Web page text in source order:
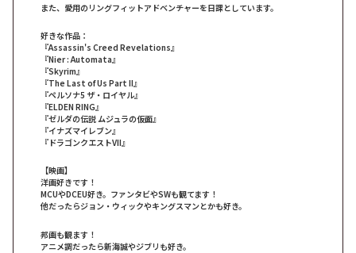
また、愛用のリングフィットアドベンチャーを日課としています。
好きな作品：
『Assassin's Creed Revelations』
『Nier : Automata』
『Skyrim』
『The Last of Us Part II』
『ペルソナ5 ザ・ロイヤル』
『ELDEN RING』
『ゼルダの伝説 ムジュラの仮面』
『イナズマイレブン』
『ドラゴンクエストVII』
【映画】
洋画好きです！
MCUやDCEU好き。ファンタビやSWも観てます！
他だったらジョン・ウィックやキングスマンとかも好き。
邦画も観ます！
アニメ調だったら新海誠やジブリも好き。